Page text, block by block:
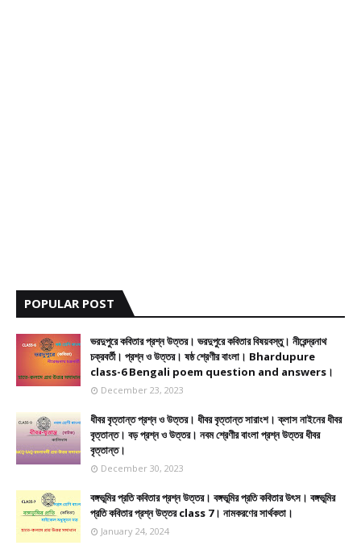
POPULAR POST
ভরদুপুরে কবিতার প্রশ্ন উত্তর। ভরদুপুরে কবিতার বিষয়বস্তু। নীরেন্দ্রনাথ
চক্রবর্তী। প্রশ্ন ও উত্তর। ষষ্ঠ শ্রেণীর বাংলা। Bhardupure
class-6 Bengali poem question and answers।
December 23, 2023
ধীবর বৃত্তান্ত প্রশ্ন ও উত্তর। ধীবর বৃত্তান্ত সারাংশ। ক্লাস নাইনের ধীবর
বৃত্তান্ত। বড় প্রশ্ন ও উত্তর। নবম শ্রেণীর বাংলা প্রশ্ন উত্তর ধীবর
বৃত্তান্ত।
December 30, 2023
বঙ্গভূমির প্রতি কবিতার প্রশ্ন উত্তর। বঙ্গভূমির প্রতি কবিতার উৎস। বঙ্গভূমির
প্রতি কবিতার প্রশ্ন উত্তর class 7। নামকরণের সার্থকতা।
January 24, 2024